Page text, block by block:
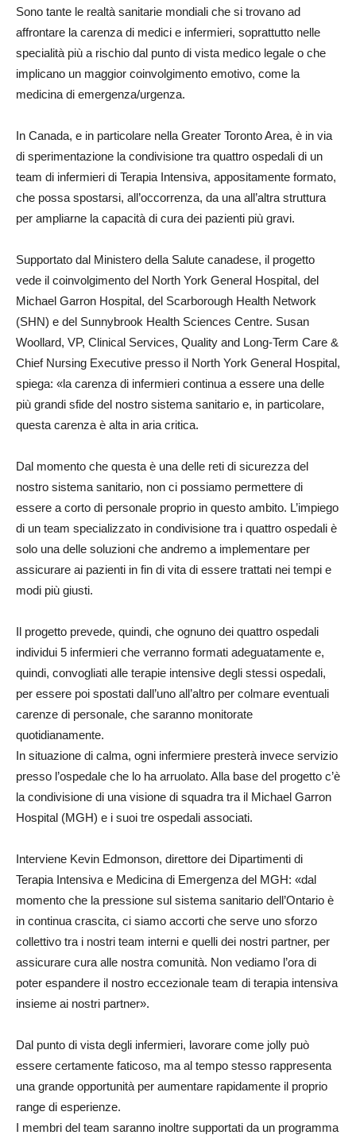
Sono tante le realtà sanitarie mondiali che si trovano ad
affrontare la carenza di medici e infermieri, soprattutto nelle
specialità più a rischio dal punto di vista medico legale o che
implicano un maggior coinvolgimento emotivo, come la
medicina di emergenza/urgenza.
In Canada, e in particolare nella Greater Toronto Area, è in via
di sperimentazione la condivisione tra quattro ospedali di un
team di infermieri di Terapia Intensiva, appositamente formato,
che possa spostarsi, all’occorrenza, da una all’altra struttura
per ampliarne la capacità di cura dei pazienti più gravi.
Supportato dal Ministero della Salute canadese, il progetto
vede il coinvolgimento del North York General Hospital, del
Michael Garron Hospital, del Scarborough Health Network
(SHN) e del Sunnybrook Health Sciences Centre. Susan
Woollard, VP, Clinical Services, Quality and Long-Term Care &
Chief Nursing Executive presso il North York General Hospital,
spiega: «la carenza di infermieri continua a essere una delle
più grandi sfide del nostro sistema sanitario e, in particolare,
questa carenza è alta in aria critica.
Dal momento che questa è una delle reti di sicurezza del
nostro sistema sanitario, non ci possiamo permettere di
essere a corto di personale proprio in questo ambito. L’impiego
di un team specializzato in condivisione tra i quattro ospedali è
solo una delle soluzioni che andremo a implementare per
assicurare ai pazienti in fin di vita di essere trattati nei tempi e
modi più giusti.
Il progetto prevede, quindi, che ognuno dei quattro ospedali
individui 5 infermieri che verranno formati adeguatamente e,
quindi, convogliati alle terapie intensive degli stessi ospedali,
per essere poi spostati dall’uno all’altro per colmare eventuali
carenze di personale, che saranno monitorate
quotidianamente.
In situazione di calma, ogni infermiere presterà invece servizio
presso l’ospedale che lo ha arruolato. Alla base del progetto c’è
la condivisione di una visione di squadra tra il Michael Garron
Hospital (MGH) e i suoi tre ospedali associati.
Interviene Kevin Edmonson, direttore dei Dipartimenti di
Terapia Intensiva e Medicina di Emergenza del MGH: «dal
momento che la pressione sul sistema sanitario dell’Ontario è
in continua crascita, ci siamo accorti che serve uno sforzo
collettivo tra i nostri team interni e quelli dei nostri partner, per
assicurare cura alle nostra comunità. Non vediamo l’ora di
poter espandere il nostro eccezionale team di terapia intensiva
insieme ai nostri partner».
Dal punto di vista degli infermieri, lavorare come jolly può
essere certamente faticoso, ma al tempo stesso rappresenta
una grande opportunità per aumentare rapidamente il proprio
range di esperienze.
I membri del team saranno inoltre supportati da un programma